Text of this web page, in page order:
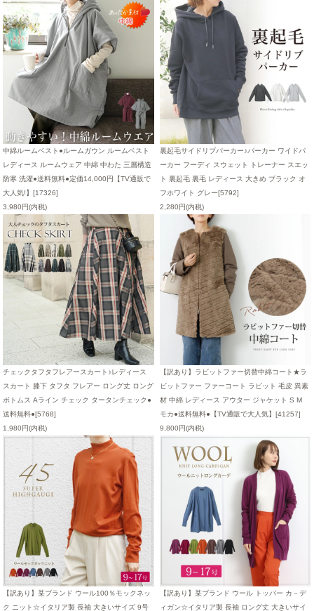
中綿ルームベスト●ルームガウン ルームベスト
レディース ルームウェア 中綿 中わた 三層構造
防寒 洗濯●送料無料●定価14,000円【TV通販で
大人気!】[17326]
3,980円(内税)
裏起毛サイドリブパーカー♪パーカー ワイドパ
ーカー フーディ スウェット トレーナー スエッ
ト 裏起毛 裏毛 レディース 大きめ ブラック オ
フホワイト グレー[5792]
2,280円(内税)
チェックタフタフレアースカート♪レディース
スカート 膝下 タフタ フレアー ロング丈 ロング
ボトムス Aライン チェック タータンチェック●
送料無料●[5768]
1,980円(内税)
【訳あり】ラビットファー切替中綿コート★ラ
ビットファー ファーコート ラビット 毛皮 異素
材 中綿 レディース アウター ジャケット S M
モカ●送料無料●【TV通販で大人気】[41257]
9,800円(内税)
【訳あり】某ブランド ウール100％モックネッ
ク ニット☆イタリア製 長袖 大きいサイズ 9号
【訳あり】某ブランド ウール トッパー カ－デ
ィガン☆イタリア製 長袖 ロング丈 大きいサイ